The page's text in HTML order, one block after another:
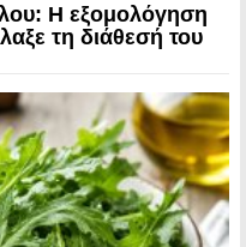
Η εξομολόγηση
τη διάθεσή του